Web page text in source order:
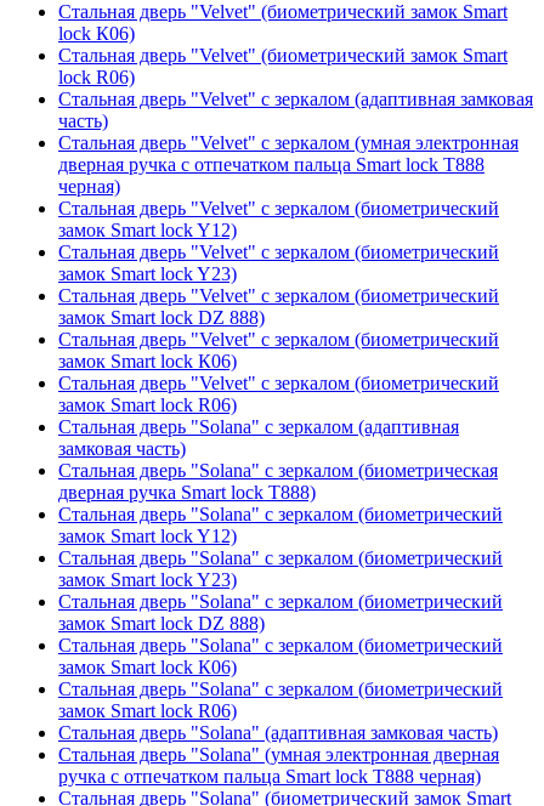
Стальная дверь "Velvet" (биометрический замок Smart
lock К06)
Стальная дверь "Velvet" (биометрический замок Smart
lock R06)
Стальная дверь "Velvet" с зеркалом (адаптивная замковая
часть)
Стальная дверь "Velvet" с зеркалом (умная электронная
дверная ручка с отпечатком пальца Smart lock T888
черная)
Стальная дверь "Velvet" с зеркалом (биометрический
замок Smart lock Y12)
Стальная дверь "Velvet" с зеркалом (биометрический
замок Smart lock Y23)
Стальная дверь "Velvet" с зеркалом (биометрический
замок Smart lock DZ 888)
Стальная дверь "Velvet" с зеркалом (биометрический
замок Smart lock К06)
Стальная дверь "Velvet" с зеркалом (биометрический
замок Smart lock R06)
Стальная дверь "Solana" с зеркалом (адаптивная
замковая часть)
Стальная дверь "Solana" с зеркалом (биометрическая
дверная ручка Smart lock T888)
Стальная дверь "Solana" с зеркалом (биометрический
замок Smart lock Y12)
Стальная дверь "Solana" с зеркалом (биометрический
замок Smart lock Y23)
Стальная дверь "Solana" с зеркалом (биометрический
замок Smart lock DZ 888)
Стальная дверь "Solana" с зеркалом (биометрический
замок Smart lock К06)
Стальная дверь "Solana" с зеркалом (биометрический
замок Smart lock R06)
Стальная дверь "Solana" (адаптивная замковая часть)
Стальная дверь "Solana" (умная электронная дверная
ручка с отпечатком пальца Smart lock T888 черная)
Стальная дверь "Solana" (биометрический замок Smart